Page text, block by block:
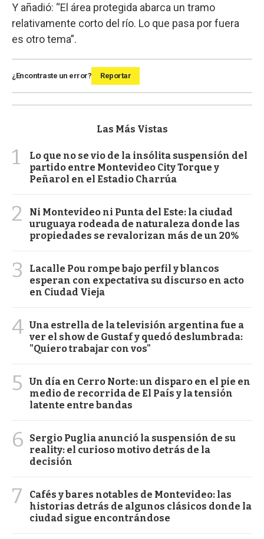
Y añadió: “El área protegida abarca un tramo
relativamente corto del río. Lo que pasa por fuera
es otro tema”.
¿Encontraste un error? Reportar
Las Más Vistas
1
Lo que no se vio de la insólita suspensión del
partido entre Montevideo City Torque y
Peñarol en el Estadio Charrúa
2
Ni Montevideo ni Punta del Este: la ciudad
uruguaya rodeada de naturaleza donde las
propiedades se revalorizan más de un 20%
3
Lacalle Pou rompe bajo perfil y blancos
esperan con expectativa su discurso en acto
en Ciudad Vieja
4 Una estrella de la televisión argentina fue a
ver el show de Gustaf y quedó deslumbrada:
"Quiero trabajar con vos"
5
Un día en Cerro Norte: un disparo en el pie en
medio de recorrida de El País y la tensión
latente entre bandas
6
Sergio Puglia anunció la suspensión de su
reality: el curioso motivo detrás de la
decisión
7
Cafés y bares notables de Montevideo: las
historias detrás de algunos clásicos donde la
ciudad sigue encontrándose